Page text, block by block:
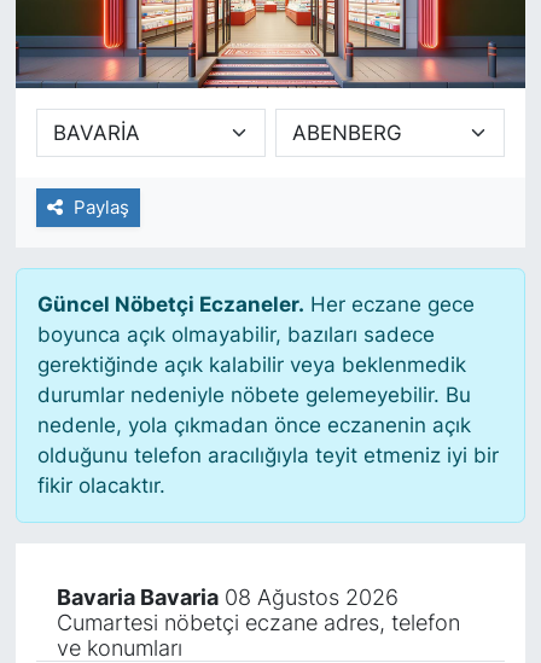
Paylaş
Güncel Nöbetçi Eczaneler. Her eczane gece
boyunca açık olmayabilir, bazıları sadece
gerektiğinde açık kalabilir veya beklenmedik
durumlar nedeniyle nöbete gelemeyebilir. Bu
nedenle, yola çıkmadan önce eczanenin açık
olduğunu telefon aracılığıyla teyit etmeniz iyi bir
fikir olacaktır.
Bavaria Bavaria08 Ağustos 2026
Cumartesi nöbetçi eczane adres, telefon
ve konumları
SİYASET
SAĞLIK